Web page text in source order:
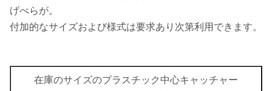
げべらが。
付加的なサイズおよび様式は要求あり次第利用できます。
在庫のサイズのプラスチック中心キャッチャー